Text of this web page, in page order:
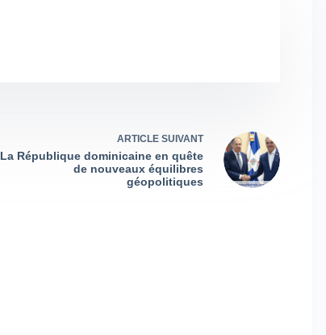
ARTICLESUIVANT
La République dominicaine en quête
de nouveaux équilibres
géopolitiques